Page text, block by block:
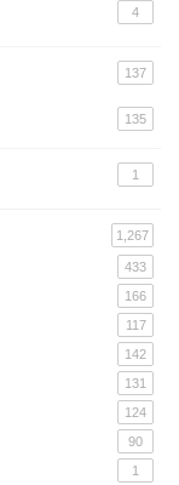
4
137
135
1
1,267
433
166
117
142
131
124
90
1